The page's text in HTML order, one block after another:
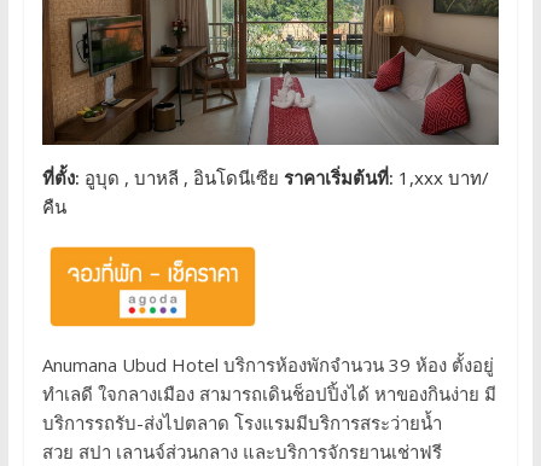
ที่ตั้ง: อูบุด , บาหลี , อินโดนีเซีย ราคาเริ่มต้นที่: 1,xxx บาท/
คืน
Anumana Ubud Hotel บริการห้องพักจำนวน 39 ห้อง ตั้งอยู่
ทำเลดี ใจกลางเมือง สามารถเดินช็อปปิ้งได้ หาของกินง่าย มี
บริการรถรับ-ส่งไปตลาด โรงแรมมีบริการสระว่ายน้ำ
สวย สปา เลานจ์ส่วนกลาง และบริการจักรยานเช่าฟรี